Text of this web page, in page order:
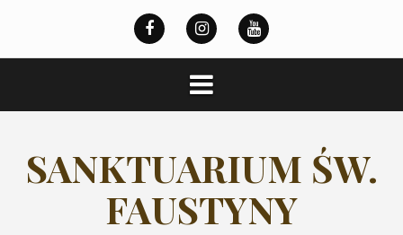
treści
SANKTUARIUM ŚW.
FAUSTYNY